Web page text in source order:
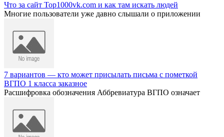
Что за сайт Top1000vk.com и как там искать людей
Многие пользователи уже давно слышали о приложении
7 вариантов — кто может присылать письма с пометкой
ВГПО 1 класса заказное
Расшифровка обозначения Аббревиатура ВГПО означает